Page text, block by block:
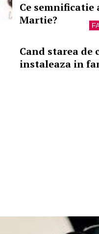
Ce
Martie?
Cand starea de
instaleaza in